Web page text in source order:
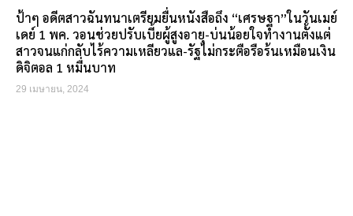
ป้าๆ อดีตสาวฉันทนาเตรียมยื่นหนังสือถึง “เศรษฐา”ในวันเมย์
เดย์ 1 พค. วอนช่วยปรับเบี้ยผู้สูงอายุ-บ่นน้อยใจทำงานตั้งแต่
สาวจนแก่กลับไร้ความเหลียวแล-รัฐไม่กระตือรือร้นเหมือนเงิน
ดิจิตอล 1 หมื่นบาท
29 เมษายน, 2024